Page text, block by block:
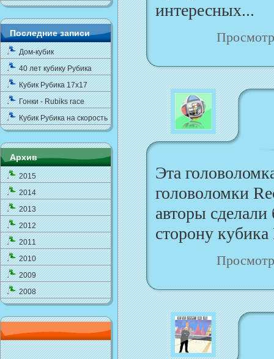
Последние записи
Дом-кубик
40 лет кубику Рубика
Кубик Рубика 17x17
Гонки - Rubiks race
Кубик Рубика на скорость
Архив
2015
2014
2013
2012
2011
2010
2009
2008
интересных...
Эта
головоломки
авторы
сторону